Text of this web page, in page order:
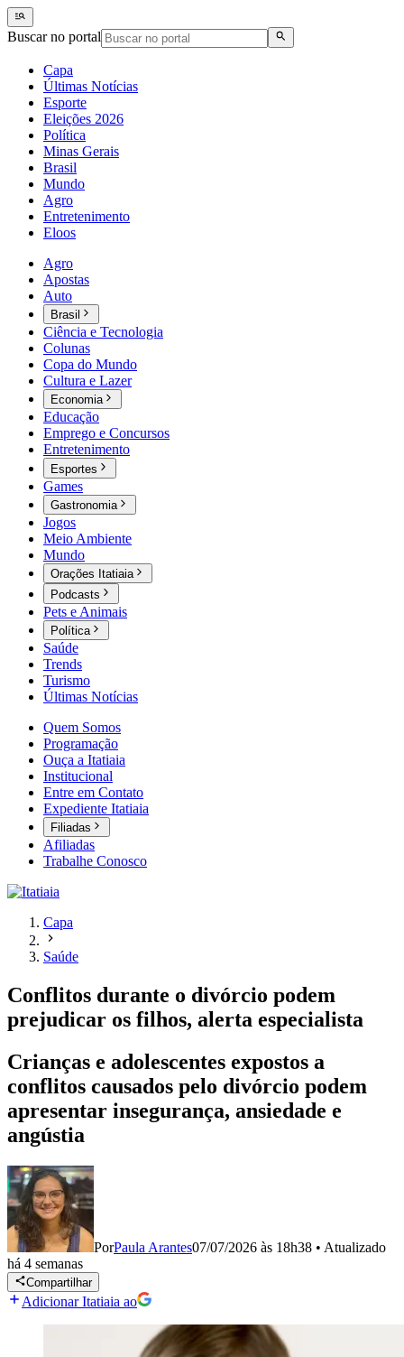
Buscar no portal
Capa
Últimas Notícias
Esporte
Eleições 2026
Política
Minas Gerais
Brasil
Mundo
Agro
Entretenimento
Eloos
Agro
Apostas
Auto
Brasil
Ciência e Tecnologia
Colunas
Copa do Mundo
Cultura e Lazer
Economia
Educação
Emprego e Concursos
Entretenimento
Esportes
Games
Gastronomia
Jogos
Meio Ambiente
Mundo
Orações Itatiaia
Podcasts
Pets e Animais
Política
Saúde
Trends
Turismo
Últimas Notícias
Quem Somos
Programação
Ouça a Itatiaia
Institucional
Entre em Contato
Expediente Itatiaia
Filiadas
Afiliadas
Trabalhe Conosco
Capa
Saúde
Conflitos durante o divórcio podem
prejudicar os filhos, alerta especialista
Crianças e adolescentes expostos a
conflitos causados pelo divórcio podem
apresentar insegurança, ansiedade e
angústia
PorPaula Arantes07/07/2026 às 18h38 • Atualizado
há 4 semanas
Compartilhar
Adicionar Itatiaia ao